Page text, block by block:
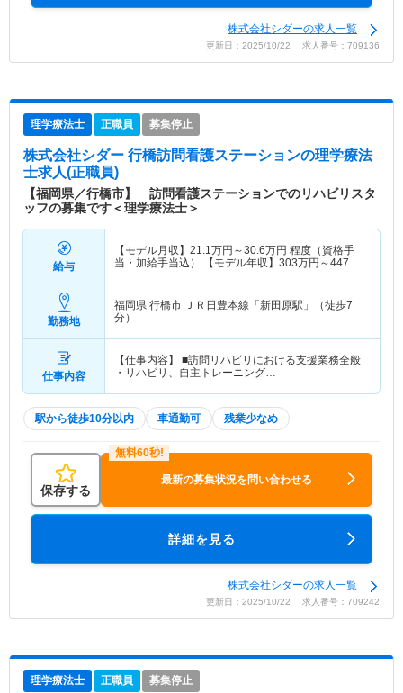
株式会社シダーの求人一覧
更新日：2025/10/22 求人番号：709136
理学療法士 正職員 募集停止
株式会社シダー 行橋訪問看護ステーションの理学療法
士求人(正職員)
【福岡県／行橋市】 訪問看護ステーションでのリハビリスタ
ッフの募集です＜理学療法士＞
給与
【モデル月収】 21.1万円～30.6万円 程度（資格手
当・加給手当込） 【モデル年収】 303万円～447万
勤務地
福岡県 行橋市 ＪＲ日豊本線「新田原駅」（徒歩7
分）
仕事内容
【仕事内容】 ■訪問リハビリにおける支援業務全般
・リハビリ、自主トレーニング…
駅から徒歩10分以内 車通勤可 残業少なめ
保存する
最新の募集状況を問い合わせる
詳細を見る
株式会社シダーの求人一覧
更新日：2025/10/22 求人番号：709242
理学療法士 正職員 募集停止